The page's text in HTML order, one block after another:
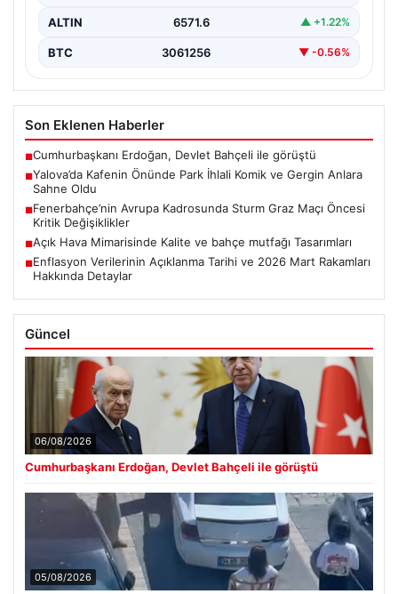
ALTIN 6571.6 ▲ +1.22%
BTC 3061256 ▼ -0.56%
Son Eklenen Haberler
■Cumhurbaşkanı Erdoğan, Devlet Bahçeli ile görüştü
■Yalova’da Kafenin Önünde Park İhlali Komik ve Gergin Anlara
Sahne Oldu
■Fenerbahçe’nin Avrupa Kadrosunda Sturm Graz Maçı Öncesi
Kritik Değişiklikler
■Açık Hava Mimarisinde Kalite ve bahçe mutfağı Tasarımları
■Enflasyon Verilerinin Açıklanma Tarihi ve 2026 Mart Rakamları
Hakkında Detaylar
Güncel
06/08/2026
Cumhurbaşkanı Erdoğan, Devlet Bahçeli ile görüştü
05/08/2026